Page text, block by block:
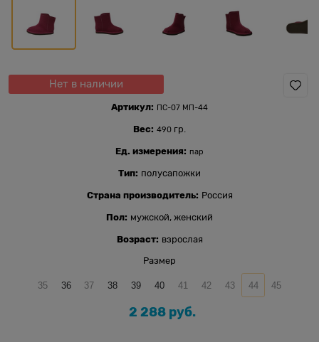
Нет в наличии
Артикул: ПС-07 МП-44
Вес: 490 гр.
Ед. измерения: пар
Тип: полусапожки
Страна производитель: Россия
Пол: мужской, женский
Возраст: взрослая
Размер
35 36 37 38 39 40 41 42 43 44 45
2 288 руб.